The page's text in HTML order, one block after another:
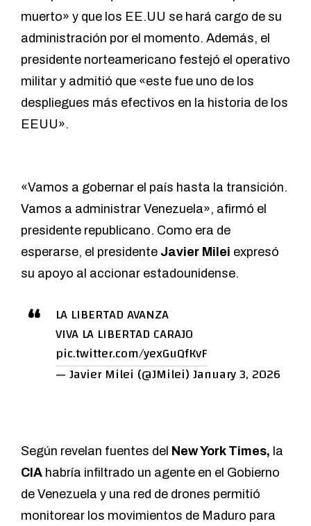
muerto» y que los EE.UU se hará cargo de su
administración por el momento. Además, el
presidente norteamericano festejó el operativo
militar y admitió que «este fue uno de los
despliegues más efectivos en la historia de los
EEUU».
«Vamos a gobernar el país hasta la transición.
Vamos a administrar Venezuela», afirmó el
presidente republicano. Como era de
esperarse, el presidente Javier Milei expresó
su apoyo al accionar estadounidense.
LA LIBERTAD AVANZA
VIVA LA LIBERTAD CARAJO
pic.twitter.com/yexGuQfKvF
— Javier Milei (@JMilei)January 3, 2026
Según revelan fuentes del New York Times, la
CIA habría infiltrado un agente en el Gobierno
de Venezuela y una red de drones permitió
monitorear los movimientos de Maduro para